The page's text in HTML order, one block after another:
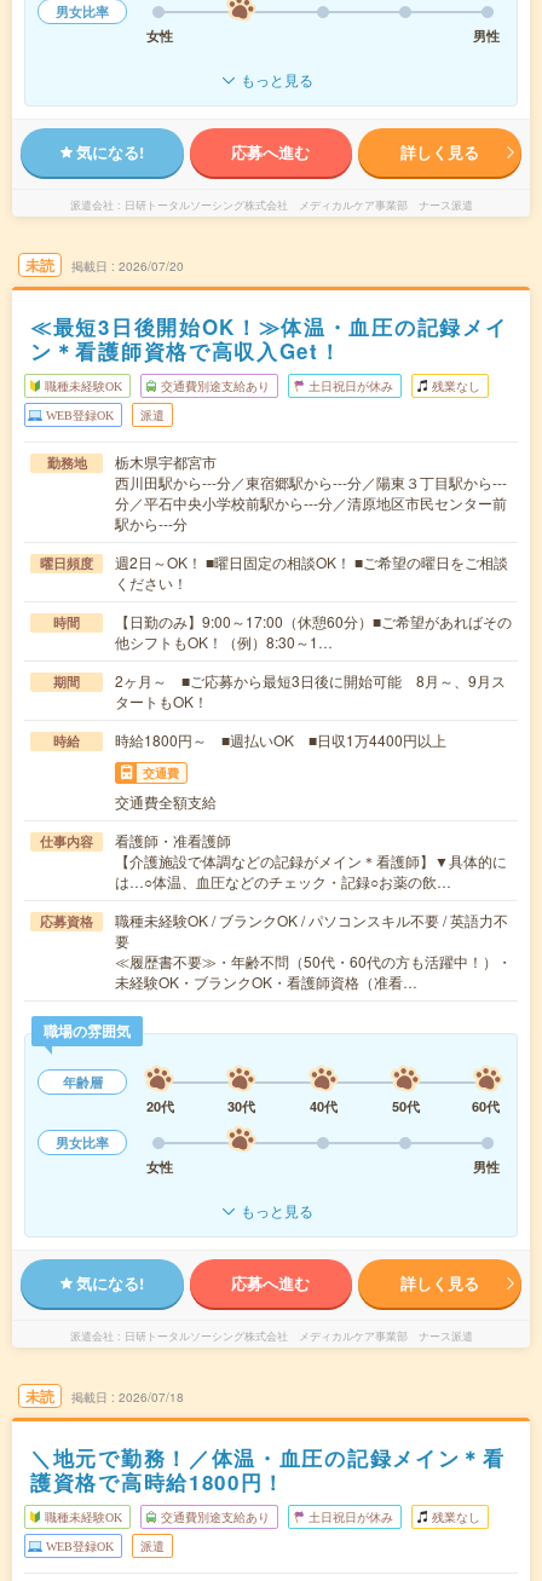
男女比率
女性
男性
もっと見る
気になる! 応募へ進む 詳しく見る
派遣会社 日研トータルソーシング株式会社 メディカルケア事業部 ナース派遣
未読 掲載日 2026/07/20
≪最短3日後開始OK！≫体温・血圧の記録メイ
ン＊看護師資格で高収入Get！
職種未経験OK 交通費別途支給あり 土日祝日が休み 残業なし
WEB登録OK 派遣
勤務地
栃木県宇都宮市
西川田駅から---分／東宿郷駅から---分／陽東３丁目駅から---
分／平石中央小学校前駅から---分／清原地区市民センター前
駅から---分
曜日頻度
週2日～OK！ ■曜日固定の相談OK！ ■ご希望の曜日をご相談
ください！
時間
【日勤のみ】9:00～17:00（休憩60分）■ご希望があればその
他シフトもOK！（例）8:30～1…
期間
2ヶ月～ ■ご応募から最短3日後に開始可能 8月～、9月ス
タートもOK！
時給 時給1800円～ ■週払いOK ■日収1万4400円以上
交通費
交通費全額支給
仕事内容
看護師・准看護師
【介護施設で体調などの記録がメイン＊看護師】▼具体的に
は…○体温、血圧などのチェック・記録○お薬の飲…
応募資格
職種未経験OK / ブランクOK / パソコンスキル不要 / 英語力不
要
≪履歴書不要≫・年齢不問（50代・60代の方も活躍中！）・
未経験OK・ブランクOK・看護師資格（准看…
職場の雰囲気
年齢層
20代
30代 40代 50代
60代
男女比率
女性
男性
もっと見る
気になる! 応募へ進む 詳しく見る
派遣会社 日研トータルソーシング株式会社 メディカルケア事業部 ナース派遣
未読 掲載日 2026/07/18
＼地元で勤務！／体温・血圧の記録メイン＊看
護資格で高時給1800円！
職種未経験OK 交通費別途支給あり 土日祝日が休み 残業なし
WEB登録OK 派遣